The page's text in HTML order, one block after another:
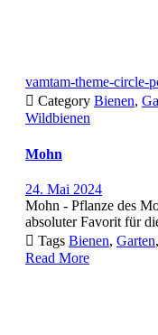
vamtam-theme-circle-
 Category Bienen,
Wildbienen
Mohn
24. Mai 2024
Mohn - Pflanze des
absoluter Favorit für
 Tags Bienen, Garten,
Read More